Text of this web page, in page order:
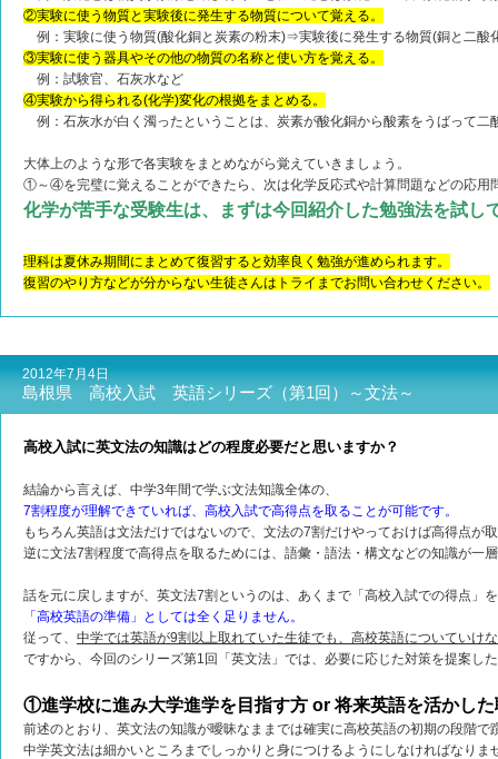
②実験に使う物質と実験後に発生する物質について覚える。
例：実験に使う物質(酸化銅と炭素の粉末)⇒実験後に発生する物質(銅と二酸
③実験に使う器具やその他の物質の名称と使い方を覚える。
例：試験官、石灰水など
④実験から得られる(化学)変化の根拠をまとめる。
例：石灰水が白く濁ったということは、炭素が酸化銅から酸素をうばって二
大体上のような形で各実験をまとめながら覚えていきましょう。
①～④を完璧に覚えることができたら、次は化学反応式や計算問題などの応用
化学が苦手な受験生は、まずは今回紹介した勉強法を試し
理科は夏休み期間にまとめて復習すると効率良く勉強が進められます。
復習のやり方などが分からない生徒さんはトライまでお問い合わせください。
2012年7月4日
島根県 高校入試 英語シリーズ（第1回）～文法～
高校入試に英文法の知識はどの程度必要だと思いますか？
結論から言えば、中学3年間で学ぶ文法知識全体の、
7割程度が理解できていれば、高校入試で高得点を取ることが可能です。
もちろん英語は文法だけではないので、文法の7割だけやっておけば高得点が
逆に文法7割程度で高得点を取るためには、語彙・語法・構文などの知識が一
話を元に戻しますが、英文法7割というのは、あくまで「高校入試での得点」
「高校英語の準備」としては全く足りません。
従って、 中学では英語が9割以上取れていた生徒でも、高校英語についていけ
ですから、今回のシリーズ第1回「英文法」では、必要に応じた対策を提案し
①進学校に進み大学進学を目指す方 or 将来英語を活かし
前述のとおり、英文法の知識が曖昧なままでは確実に高校英語の初期の段階で
中学英文法は細かいところまでしっかりと身につけるようにしなければなりま